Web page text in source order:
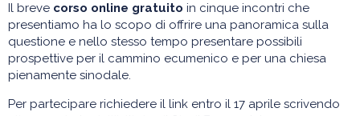
Il breve corso online gratuito in cinque incontri che
presentiamo ha lo scopo di offrire una panoramica sulla
questione e nello stesso tempo presentare possibili
prospettive per il cammino ecumenico e per una chiesa
pienamente sinodale.
Per partecipare richiedere il link entro il 17 aprile scrivendo